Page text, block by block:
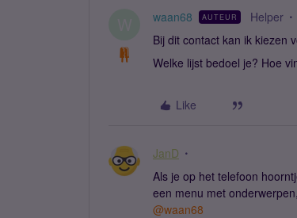
waan68 AUTEUR Helper
Bij dit contact kan ik kiezen
Welke lijst bedoel je? Hoe
Like
JanD
Als je op het telefoon
een menu met
@waan68